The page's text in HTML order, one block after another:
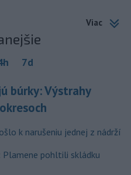
Viac
7d
búrky: Výstrahy
k narušeniu jednej z nádrží
Plamene pohltili skládku